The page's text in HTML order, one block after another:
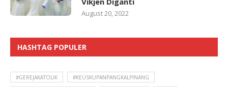
August 20, 2022
HASHTAG POPULER
#GEREJAKATOLIK #KEUSKUPANPANGKALPINANG